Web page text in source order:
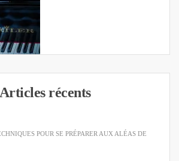
Articles récents
POUR SE PRÉPARER AUX ALÉAS DE